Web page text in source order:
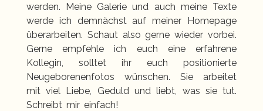
werden. Meine Galerie und auch meine Texte
werde ich demnächst auf meiner Homepage
überarbeiten. Schaut also gerne wieder vorbei.
Gerne empfehle ich euch eine erfahrene
Kollegin, solltet ihr euch positionierte
Neugeborenenfotos wünschen. Sie arbeitet
mit viel Liebe, Geduld und liebt, was sie tut.
Schreibt mir einfach!